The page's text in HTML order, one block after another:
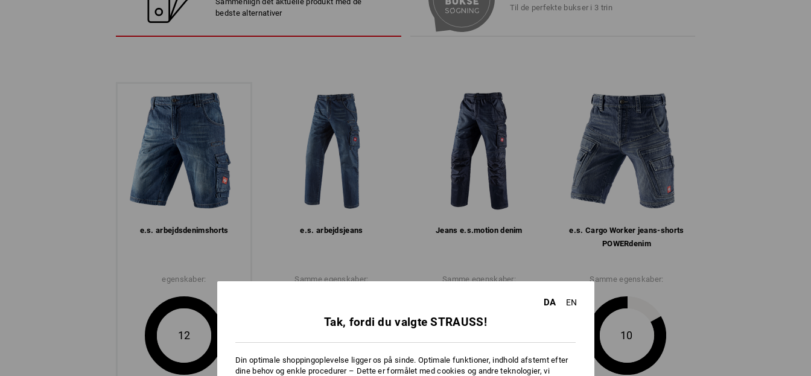
Maskinvask 40 °C
Må ikke bleges
Tørretumbles skånsomt
Bemærk venligst:
Ren bomuld kan krympe 3-5 %.
!!! Sæsonartikel !!! Leveres så længe lager haves !!!
Individualisering:
mere
separat lomme direkte på bukserne er et must. Sikker
opbevaring og altid lige ved hånden: Sådan skal det
være.
bedste alternativer
Til de perfekte bukser i 3 trin
e.s. arbejds­denimshorts
egenskaber:
12
e.s. arbejds­jeans Jeans e.s.​motion denim
e.s. Cargo Worker jeans-shorts
POWERdenim
Samme egenskaber: Samme egenskaber: Samme egenskaber:
10
DA EN
Tak, fordi du valgte STRAUSS!
Din optimale shoppingoplevelse ligger os på sinde. Optimale funktioner, indhold afstemt efter
dine behov og enkle procedurer – Dette er formålet med cookies og andre teknologier, vi